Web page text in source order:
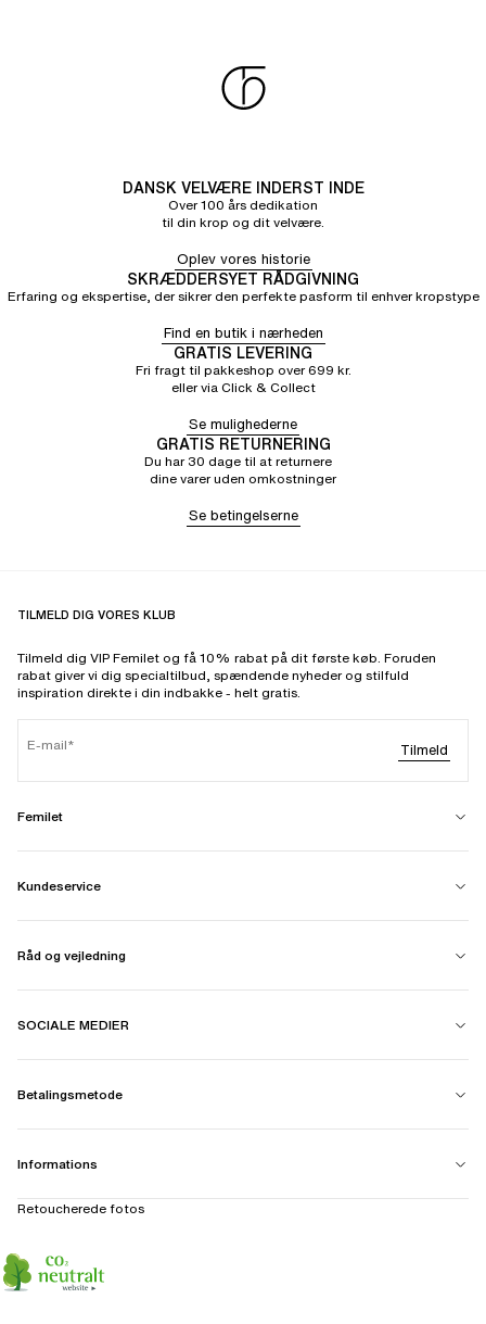
DANSK VELVÆRE INDERST INDE
Over 100 års dedikation
til din krop og dit velvære.
Oplev vores historie
SKRÆDDERSYET RÅDGIVNING
Erfaring og ekspertise, der sikrer den perfekte pasform til enhver kropstype
Find en butik i nærheden
GRATIS LEVERING
Fri fragt til pakkeshop over 699 kr.
eller via Click & Collect
Se mulighederne
GRATIS RETURNERING
Du har 30 dage til at returnere
dine varer uden omkostninger
Se betingelserne
TILMELD DIG VORES KLUB
Tilmeld dig VIP Femilet og få 10% rabat på dit første køb. Foruden
rabat giver vi dig specialtilbud, spændende nyheder og stilfuld
inspiration direkte i din indbakke - helt gratis.
E-mail Tilmeld
Femilet
Kundeservice
Råd og vejledning
SOCIALE MEDIER
Betalingsmetode
Informations
Retoucherede fotos